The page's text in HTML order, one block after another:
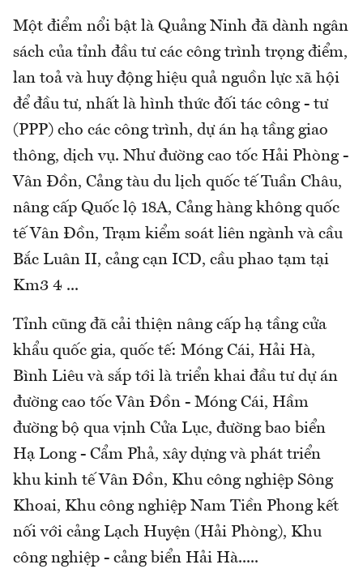
Một điểm nổi bật là Quảng Ninh đã dành ngân
sách của tỉnh đầu tư các công trình trọng điểm,
lan toả và huy động hiệu quả nguồn lực xã hội
để đầu tư, nhất là hình thức đối tác công - tư
(PPP) cho các công trình, dự án hạ tầng giao
thông, dịch vụ. Như đường cao tốc Hải Phòng -
Vân Đồn, Cảng tàu du lịch quốc tế Tuần Châu,
nâng cấp Quốc lộ 18A, Cảng hàng không quốc
tế Vân Đồn, Trạm kiểm soát liên ngành và cầu
Bắc Luân II, cảng cạn ICD, cầu phao tạm tại
Km3 4 ...
Tỉnh cũng đã cải thiện nâng cấp hạ tầng cửa
khẩu quốc gia, quốc tế: Móng Cái, Hải Hà,
Bình Liêu và sắp tới là triển khai đầu tư dự án
đường cao tốc Vân Đồn - Móng Cái, Hầm
đường bộ qua vịnh Cửa Lục, đường bao biển
Hạ Long - Cẩm Phả, xây dựng và phát triển
khu kinh tế Vân Đồn, Khu công nghiệp Sông
Khoai, Khu công nghiệp Nam Tiền Phong kết
nối với cảng Lạch Huyện (Hải Phòng), Khu
công nghiệp - cảng biển Hải Hà.....